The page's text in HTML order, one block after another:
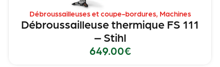
Débroussailleuses et coupe-bordures, Machines
Débroussailleuse thermique FS 111
– Stihl
649.00€